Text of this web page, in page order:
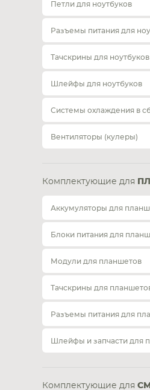
Петли для ноутбуков
Разъемы питания для
Тачскрины для ноутбуков
Шлейфы для ноутбуков
Системы охлаждения в
Вентиляторы (кулеры)
Комплектующие для
Аккумуляторы для
Блоки питания для
Модули для планшетов
Тачскрины для
Разъемы питания для
Шлейфы и запчасти для
Комплектующие для